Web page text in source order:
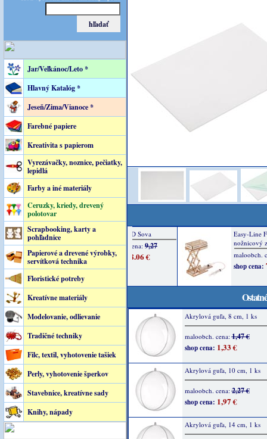
Jar/Veľkánoc/Leto *
Hlavný Katalóg *
Jeseň/Zima/Vianoce *
Farebné papiere
Kreativita s papierom
Vyrezávačky, noznice, pečiatky,
lepidlá
Farby a iné materiály
Ceruzky, kriedy, drevený
polotovar
Scrapbooking, karty a
pohľadnice
Papierové a drevené výrobky,
servítková technika
Floristické potreby
Kreatívne materiály
Modelovanie, odlievanie
Tradičné techniky
Filc, textil, vyhotovenie tašiek
Perly, vyhotovenie šperkov
Stavebnice, kreatívne sady
Knihy, nápady
Akrylová guľa, 8 cm, 1 ks
maloobch. cena:1,47 €
shop cena: 1,33 €
Akrylová guľa, 10 cm, 1 ks
maloobch. cena:2,27 €
shop cena: 1,97 €
Akrylová guľa, 14 cm, 1 ks